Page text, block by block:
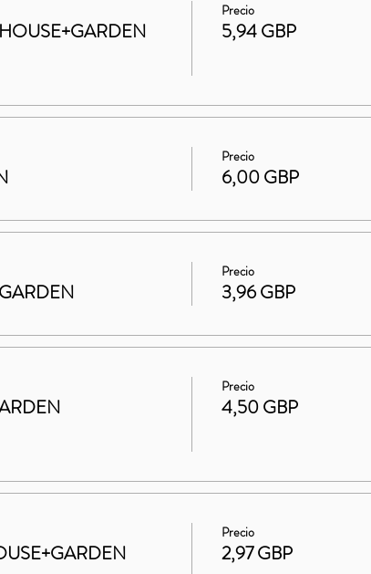
Precio
5,94 GBP
Precio
6,00 GBP
Precio
3,96 GBP
Precio
4,50 GBP
Precio
2,97 GBP